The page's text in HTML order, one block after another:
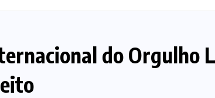
do Orgulho